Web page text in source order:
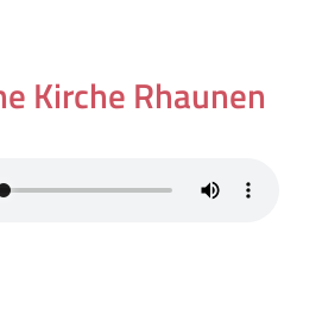
Kirche Rhaunen